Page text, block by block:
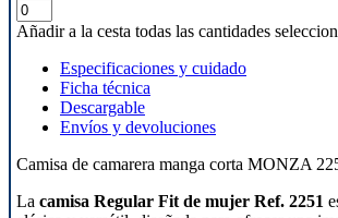
Añadir a la cesta todas las cantidades
Especificaciones y cuidado
Ficha técnica
Descargable
Envíos y devoluciones
Camisa de camarera manga corta MONZA
La camisa Regular Fit de mujer Ref. 2251